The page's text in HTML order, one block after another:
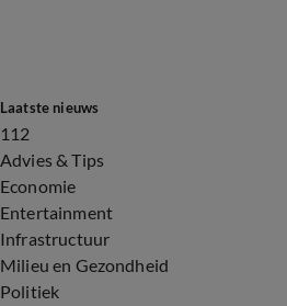
Laatste nieuws
112
Advies & Tips
Economie
Entertainment
Infrastructuur
Milieu en Gezondheid
Politiek